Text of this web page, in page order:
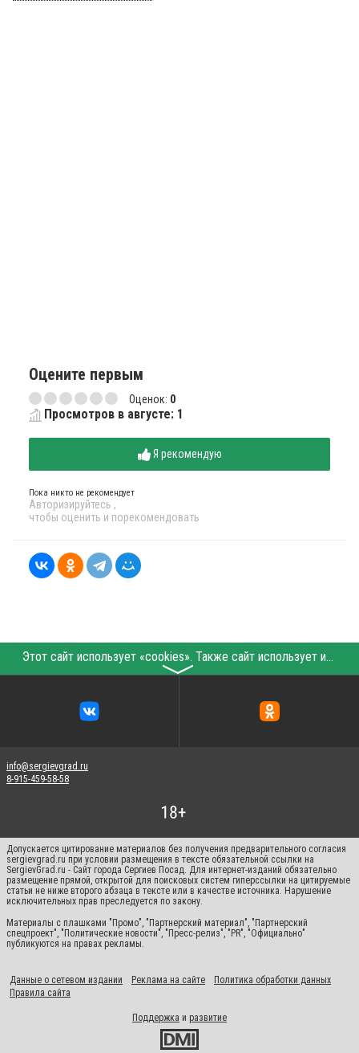
Оцените первым
Оценок: 0
Просмотров в августе: 1
Я рекомендую
Пока никто не рекомендует
Авторизируйтесь ,
чтобы оценить и порекомендовать
Этот сайт использует «cookies». Также сайт использует интернет-сервис для сбора технических данных касательно посетителей с целью получения маркетинговой и статистической информации. Условия обработки данных посетителей сайта см.
〉
info@sergievgrad.ru
8-915-459-58-58
Допускается цитирование материалов без получения предварительного согласия
sergievgrad.ru при условии размещения в тексте обязательной ссылки на
SergievGrad.ru - Сайт города Сергиев Посад. Для интернет-изданий обязательно
размещение прямой, открытой для поисковых систем гиперссылки на цитируемые
статьи не ниже второго абзаца в тексте или в качестве источника. Нарушение
исключительных прав преследуется по закону.
Материалы с плашками "Промо", "Партнерский материал", "Партнерский
спецпроект", "Политические новости", "Пресс-релиз", "PR", "Официально"
публикуются на правах рекламы.
Данные о сетевом издании Реклама на сайте
Политика обработки данных
Правила сайта
Поддержка и развитие